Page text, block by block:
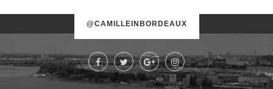
@CAMILLEINBORDEAUX
Try some other hashtag or username